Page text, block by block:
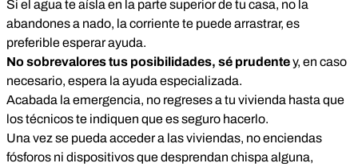
Si el agua te aísla en la parte superior de tu casa, no la
abandones a nado, la corriente te puede arrastrar, es
preferible esperar ayuda.
No sobrevalores tus posibilidades, sé prudentey, en caso
necesario, espera la ayuda especializada.
Acabada la emergencia, no regreses a tu vivienda hasta que
los técnicos te indiquen que es seguro hacerlo.
Una vez se pueda acceder a las viviendas, no enciendas
fósforos ni dispositivos que desprendan chispa alguna,